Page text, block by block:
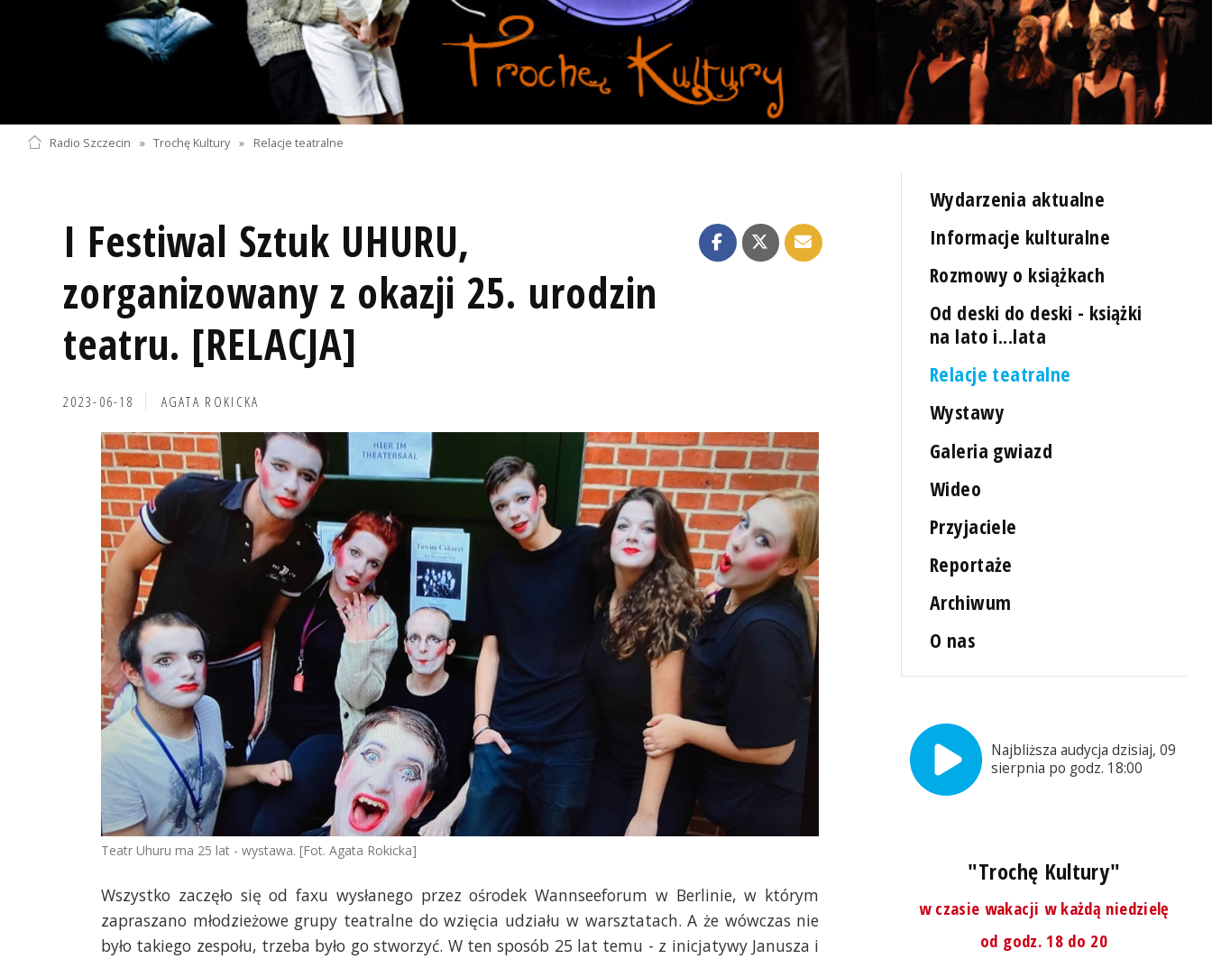
Radio Szczecin » Trochę Kultury » Relacje teatralne
I Festiwal Sztuk UHURU,
zorganizowany z okazji 25. urodzin
teatru. [RELACJA]
2023-06-18 AGATA ROKICKA
Teatr Uhuru ma 25 lat - wystawa. [Fot. Agata Rokicka]
Wszystko zaczęło się od faxu wysłanego przez ośrodek Wannseeforum w Berlinie, w którym
zapraszano młodzieżowe grupy teatralne do wzięcia udziału w warsztatach. A że wówczas nie
było takiego zespołu, trzeba było go stworzyć. W ten sposób 25 lat temu - z inicjatywy Janusza i
Wydarzenia aktualne
Informacje kulturalne
Rozmowy o książkach
Od deski do deski - książki
na lato i...lata
Relacje teatralne
Wystawy
Galeria gwiazd
Wideo
Przyjaciele
Reportaże
Archiwum
O nas
Najbliższa audycja dzisiaj, 09
sierpnia po godz. 18:00
"Trochę Kultury"
w czasie wakacji w każdą niedzielę
od godz. 18 do 20